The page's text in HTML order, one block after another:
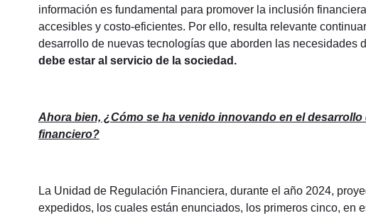
información es fundamental para promover la inclusión
accesibles y costo-eficientes. Por ello, resulta relevante
desarrollo de nuevas tecnologías que aborden las necesidades
debe estar al servicio de la sociedad.
Ahora bien, ¿Cómo se ha venido innovando en el
financiero?
La Unidad de Regulación Financiera, durante el año 2024,
expedidos, los cuales están enunciados, los primeros cinco, en